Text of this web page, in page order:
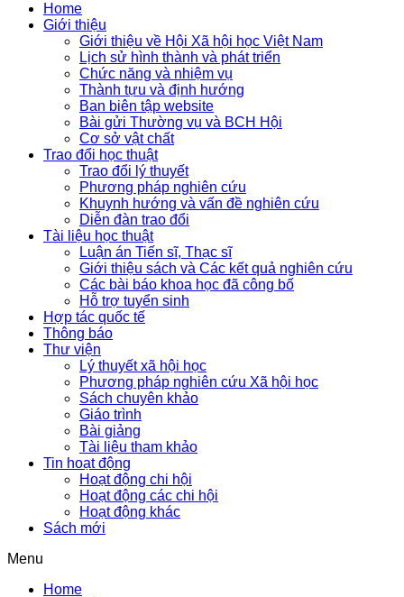
Home
Giới thiệu
Giới thiệu về Hội Xã hội học Việt Nam
Lịch sử hình thành và phát triển
Chức năng và nhiệm vụ
Thành tựu và định hướng
Ban biên tập website
Bài gửi Thường vụ và BCH Hội
Cơ sở vật chất
Trao đổi học thuật
Trao đổi lý thuyết
Phương pháp nghiên cứu
Khuynh hướng và vấn đề nghiên cứu
Diễn đàn trao đổi
Tài liệu học thuật
Luận án Tiến sĩ, Thạc sĩ
Giới thiệu sách và Các kết quả nghiên cứu
Các bài báo khoa học đã công bố
Hỗ trợ tuyển sinh
Hợp tác quốc tế
Thông báo
Thư viện
Lý thuyết xã hội học
Phương pháp nghiên cứu Xã hội học
Sách chuyên khảo
Giáo trình
Bài giảng
Tài liệu tham khảo
Tin hoạt động
Hoạt động chi hội
Hoạt động các chi hội
Hoạt động khác
Sách mới
Menu
Home